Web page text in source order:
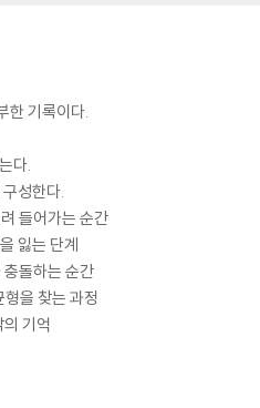
한 기록이다.
다.
성한다.
들어가는 순간
잃는 단계
돌하는 순간
을 찾는 과정
기억